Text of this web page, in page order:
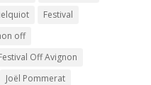
Festival
off
Off Avignon
Joël Pommerat